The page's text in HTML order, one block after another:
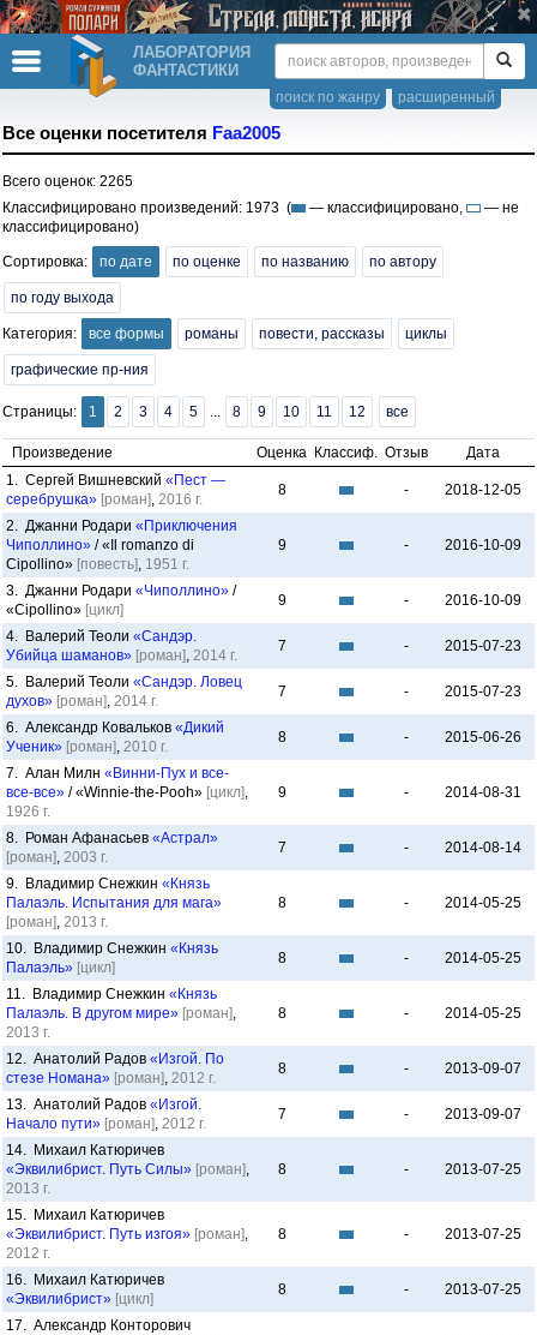
ЛАБОРАТОРИЯ
ФАНТАСТИКИ
расширенный
поиск по жанру
Все оценки посетителя Faa2005
Всего оценок: 2265
Классифицировано произведений: 1973 (
— классифицировано,
— не
классифицировано)
Сортировка: по дате по оценке по названию по автору
по году выхода
Категория: все формы романы повести, рассказы циклы
графические пр-ния
Страницы: 1 2 3 4 5 ... 8 9 10 11 12 все
Произведение Оценка Классиф. Отзыв
Дата
1. Сергей Вишневский «Пест —
серебрушка» [роман], 2016 г.
8 - 2018-12-05
2. Джанни Родари «Приключения
Чиполлино» / «Il romanzo di
Cipollino» [повесть], 1951 г.
9 - 2016-10-09
3. Джанни Родари «Чиполлино» /
«Cipollino» [цикл]
9 - 2016-10-09
4. Валерий Теоли «Сандэр.
Убийца шаманов» [роман], 2014 г.
7 - 2015-07-23
5. Валерий Теоли «Сандэр. Ловец
духов» [роман], 2014 г.
7 - 2015-07-23
6. Александр Ковальков «Дикий
Ученик» [роман], 2010 г.
8 - 2015-06-26
7. Алан Милн «Винни-Пух и все-
все-все» / «Winnie-the-Pooh» [цикл],
1926 г.
9 - 2014-08-31
8. Роман Афанасьев «Астрал»
[роман], 2003 г.
7 - 2014-08-14
9. Владимир Снежкин «Князь
Палаэль. Испытания для мага»
[роман], 2013 г.
8 - 2014-05-25
10. Владимир Снежкин «Князь
Палаэль» [цикл]
8 - 2014-05-25
11. Владимир Снежкин «Князь
Палаэль. В другом мире» [роман],
2013 г.
8 - 2014-05-25
12. Анатолий Радов «Изгой. По
стезе Номана» [роман], 2012 г.
8 - 2013-09-07
13. Анатолий Радов «Изгой.
Начало пути» [роман], 2012 г.
7 - 2013-09-07
14. Михаил Катюричев
«Эквилибрист. Путь Силы» [роман],
2013 г.
8 - 2013-07-25
15. Михаил Катюричев
«Эквилибрист. Путь изгоя» [роман],
2012 г.
8 - 2013-07-25
16. Михаил Катюричев
«Эквилибрист» [цикл]
8 - 2013-07-25
17. Александр Конторович